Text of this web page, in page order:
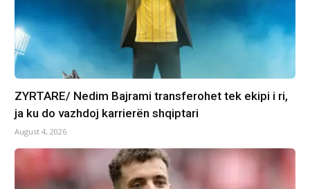
ZYRTARE/ Nedim Bajrami transferohet tek ekipi i ri,
ja ku do vazhdoj karrierën shqiptari
August 4, 2026